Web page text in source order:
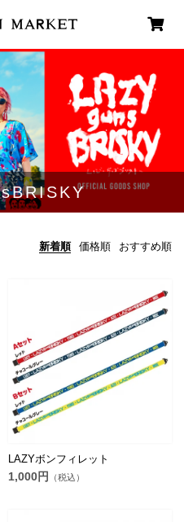
新着順 価格順 おすすめ順
LAZYボンフィレット
1,000円 （税込）